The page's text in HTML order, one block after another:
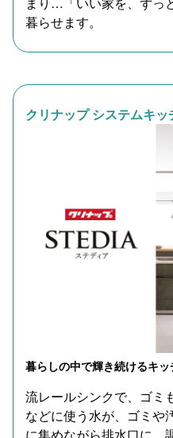
暮らせます。
クリナップ システムキッ
暮らしの中で輝き続けるキッ
流レールシンクで、ゴミ
などに使う水が、ゴミや
に集めながら排水口に。